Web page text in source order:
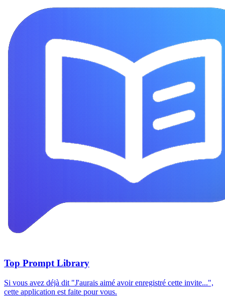
Top Prompt Library
Si vous avez déjà dit "J'aurais aimé avoir enregistré cette invite...",
cette application est faite pour vous.